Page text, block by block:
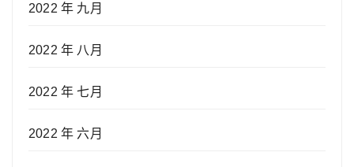
2022 年 九月
2022 年 八月
2022 年 七月
2022 年 六月